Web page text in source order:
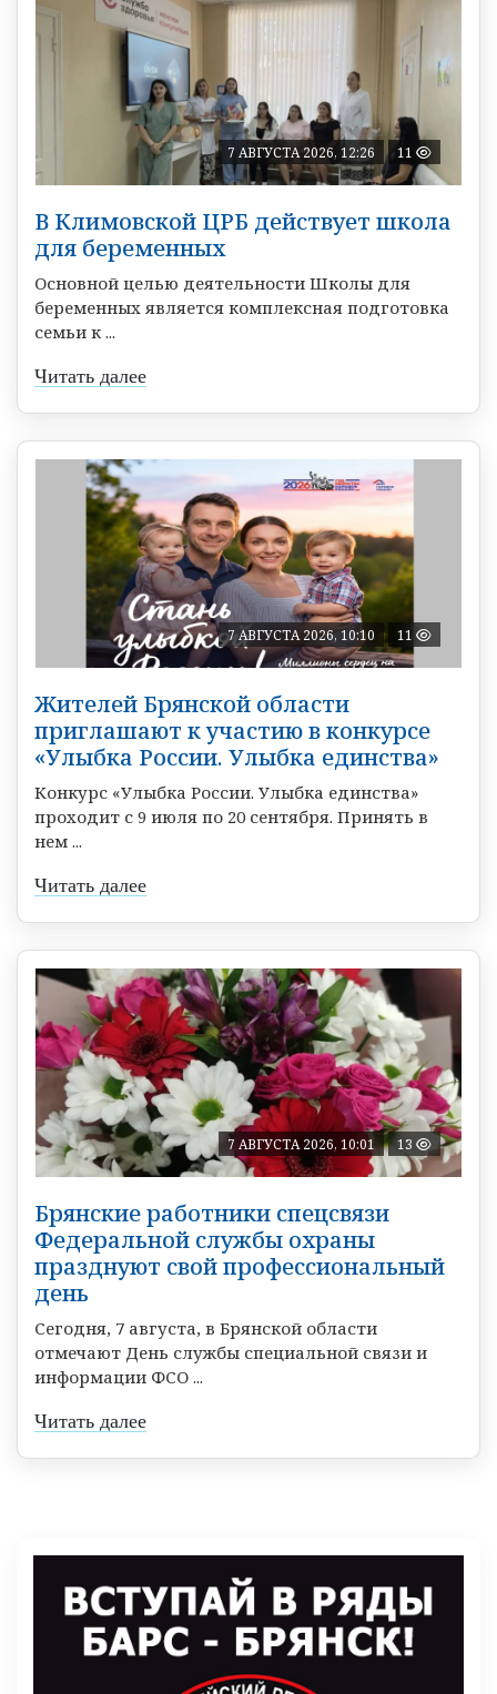
7 АВГУСТА 2026, 12:26 11
В Климовской ЦРБ действует школа
для беременных
Основной целью деятельности Школы для
беременных является комплексная подготовка
семьи к ...
Читать далее
7 АВГУСТА 2026, 10:10 11
Жителей Брянской области
приглашают к участию в конкурсе
«Улыбка России. Улыбка единства»
Конкурс «Улыбка России. Улыбка единства»
проходит с 9 июля по 20 сентября. Принять в
нем ...
Читать далее
7 АВГУСТА 2026, 10:01 13
Брянские работники спецсвязи
Федеральной службы охраны
празднуют свой профессиональный
день
Сегодня, 7 августа, в Брянской области
отмечают День службы специальной связи и
информации ФСО ...
Читать далее